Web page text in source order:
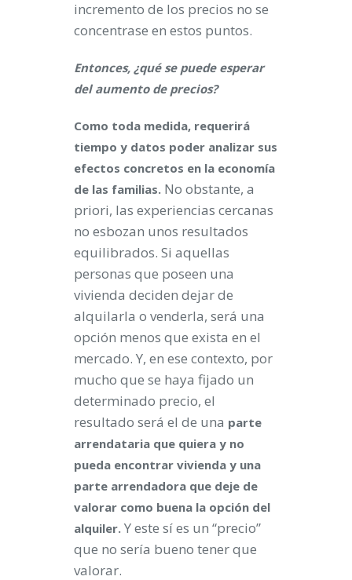
incremento de los precios no se
concentrase en estos puntos.
Entonces, ¿qué se puede esperar
del aumento de precios?
Como toda medida, requerirá
tiempo y datos poder analizar sus
efectos concretos en la economía
de las familias. No obstante, a
priori, las experiencias cercanas
no esbozan unos resultados
equilibrados. Si aquellas
personas que poseen una
vivienda deciden dejar de
alquilarla o venderla, será una
opción menos que exista en el
mercado. Y, en ese contexto, por
mucho que se haya fijado un
determinado precio, el
resultado será el de una parte
arrendataria que quiera y no
pueda encontrar vivienda y una
parte arrendadora que deje de
valorar como buena la opción del
alquiler. Y este sí es un “precio”
que no sería bueno tener que
valorar.